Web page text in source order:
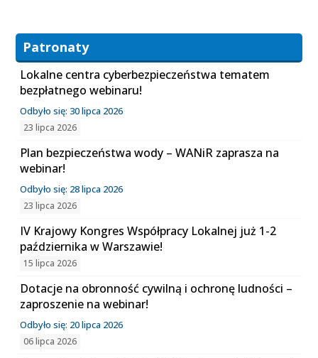
Patronaty
Lokalne centra cyberbezpieczeństwa tematem
bezpłatnego webinaru!
Odbyło się: 30 lipca 2026
23 lipca 2026
Plan bezpieczeństwa wody – WANiR zaprasza na
webinar!
Odbyło się: 28 lipca 2026
23 lipca 2026
IV Krajowy Kongres Współpracy Lokalnej już 1-2
października w Warszawie!
15 lipca 2026
Dotacje na obronność cywilną i ochronę ludności –
zaproszenie na webinar!
Odbyło się: 20 lipca 2026
06 lipca 2026